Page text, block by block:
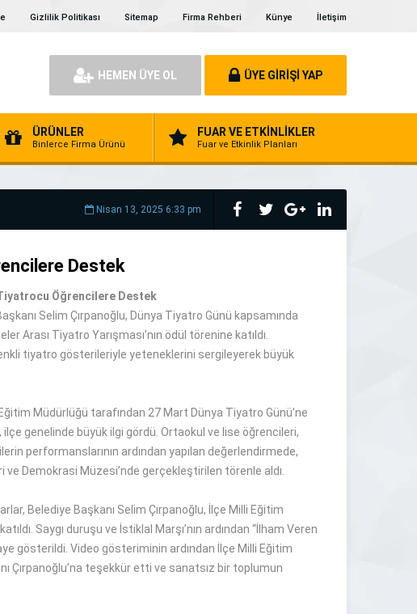
Gizlilik Politikası Sitemap Firma Rehberi Künye İletişim
HEMEN ÜYE OL ÜYE GİRİŞİ YAP
ÜRÜNLER
Binlerce Firma Ürünü
FUAR VE ETKİNLİKLER
Fuar ve Etkinlik Planları
Nisan 13, 2025 6:33 pm
Destek
Öğrencilere Destek
Selim Çırpanoğlu, Dünya Tiyatro Günü kapsamında
Arası Tiyatro Yarışması’nın ödül törenine katıldı.
tiyatro gösterileriyle yeteneklerini sergileyerek büyük
Müdürlüğü tarafından 27 Mart Dünya Tiyatro Günü’ne
genelinde büyük ilgi gördü. Ortaokul ve lise öğrencileri,
performanslarının ardından yapılan değerlendirmede,
Demokrasi Müzesi’nde gerçekleştirilen törenle aldı.
Belediye Başkanı Selim Çırpanoğlu, İlçe Milli Eğitim
Saygı duruşu ve İstiklal Marşı’nın ardından “İlham Veren
gösterildi. Video gösteriminin ardından İlçe Milli Eğitim
Çırpanoğlu’na teşekkür etti ve sanatsız bir toplumun